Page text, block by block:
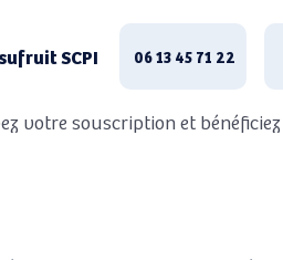
SCPI
votre souscription et
06 13 45 71 22